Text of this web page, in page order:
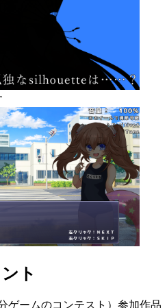
ト
ゲームのコンテスト）参加作品